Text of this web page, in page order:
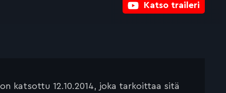
Katso traileri
katsottu 12.10.2014, joka tarkoittaa sitä